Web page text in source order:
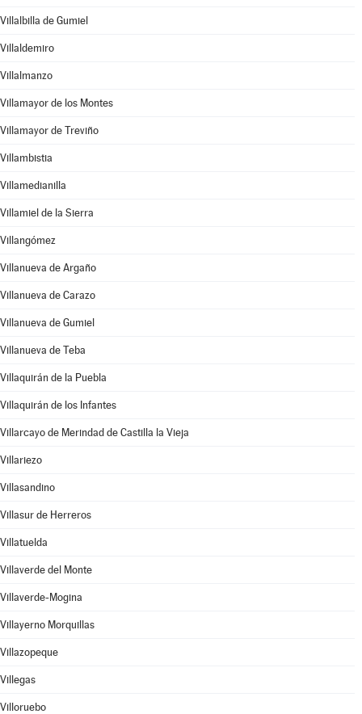
Villalbilla de Gumiel
Villaldemiro
Villalmanzo
Villamayor de los Montes
Villamayor de Treviño
Villambistia
Villamedianilla
Villamiel de la Sierra
Villangómez
Villanueva de Argaño
Villanueva de Carazo
Villanueva de Gumiel
Villanueva de Teba
Villaquirán de la Puebla
Villaquirán de los Infantes
Villarcayo de Merindad de Castilla la Vieja
Villariezo
Villasandino
Villasur de Herreros
Villatuelda
Villaverde del Monte
Villaverde-Mogina
Villayerno Morquillas
Villazopeque
Villegas
Villoruebo